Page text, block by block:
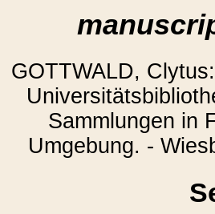
GOTTWALD,
Sammlungen in
Umgebung. -